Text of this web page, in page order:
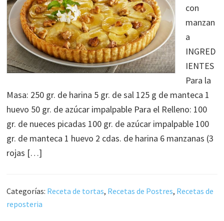
con
manzan
a
INGRED
IENTES
Para la
Masa: 250 gr. de harina 5 gr. de sal 125 g de manteca 1
huevo 50 gr. de azúcar impalpable Para el Relleno: 100
gr. de nueces picadas 100 gr. de azúcar impalpable 100
gr. de manteca 1 huevo 2 cdas. de harina 6 manzanas (3
rojas […]
Categorías: Receta de tortas, Recetas de Postres, Recetas de
reposteria